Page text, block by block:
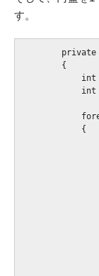
す。
private
        {
int
int
            {